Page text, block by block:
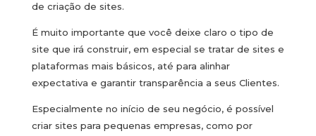
de criação de sites.
É muito importante que você deixe claro o tipo de
site que irá construir, em especial se tratar de sites e
plataformas mais básicos, até para alinhar
expectativa e garantir transparência a seus Clientes.
Especialmente no início de seu negócio, é possível
criar sites para pequenas empresas, como por